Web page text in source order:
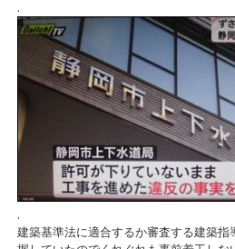
.
.
建築基準法に適合するか審査する建築指